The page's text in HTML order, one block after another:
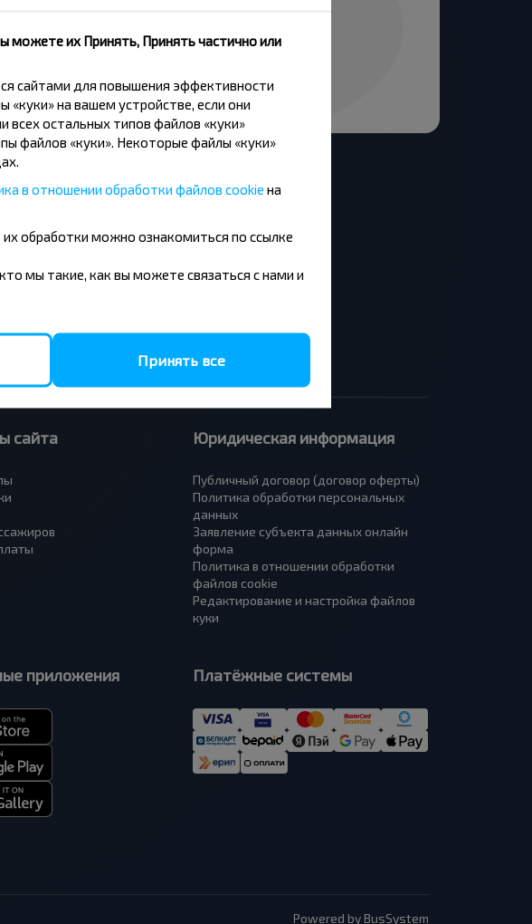
Москва - Барановичи
Брест - Люблин
сайта Юридическая информация
Публичный договор (договор оферты)
Политика обработки персональных
данных
Заявление субъекта данных онлайн
форма
Политика в отношении обработки
файлов cookie
Редактирование и настройка файлов
куки
приложения Платёжные системы
Powered by BusSystem
можете их Принять, Принять частично или
сайтами для повышения эффективности
на вашем устройстве, если они
остальных типов файлов «куки»
файлов «куки». Некоторые файлы «куки»
в отношении обработки файлов cookie на
обработки можно ознакомиться по ссылке
, кто мы такие, как вы можете связаться с нами и
Принять все